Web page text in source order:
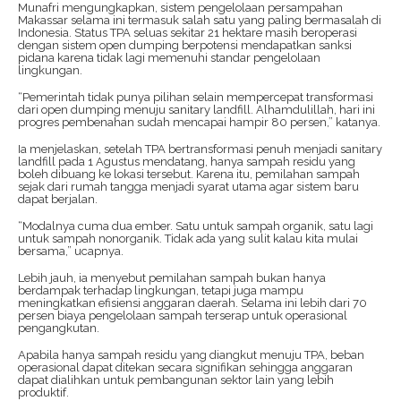
Munafri mengungkapkan, sistem pengelolaan persampahan
Makassar selama ini termasuk salah satu yang paling bermasalah di
Indonesia. Status TPA seluas sekitar 21 hektare masih beroperasi
dengan sistem open dumping berpotensi mendapatkan sanksi
pidana karena tidak lagi memenuhi standar pengelolaan
lingkungan.
“Pemerintah tidak punya pilihan selain mempercepat transformasi
dari open dumping menuju sanitary landfill. Alhamdulillah, hari ini
progres pembenahan sudah mencapai hampir 80 persen,” katanya.
Ia menjelaskan, setelah TPA bertransformasi penuh menjadi sanitary
landfill pada 1 Agustus mendatang, hanya sampah residu yang
boleh dibuang ke lokasi tersebut. Karena itu, pemilahan sampah
sejak dari rumah tangga menjadi syarat utama agar sistem baru
dapat berjalan.
“Modalnya cuma dua ember. Satu untuk sampah organik, satu lagi
untuk sampah nonorganik. Tidak ada yang sulit kalau kita mulai
bersama,” ucapnya.
Lebih jauh, ia menyebut pemilahan sampah bukan hanya
berdampak terhadap lingkungan, tetapi juga mampu
meningkatkan efisiensi anggaran daerah. Selama ini lebih dari 70
persen biaya pengelolaan sampah terserap untuk operasional
pengangkutan.
Apabila hanya sampah residu yang diangkut menuju TPA, beban
operasional dapat ditekan secara signifikan sehingga anggaran
dapat dialihkan untuk pembangunan sektor lain yang lebih
produktif.